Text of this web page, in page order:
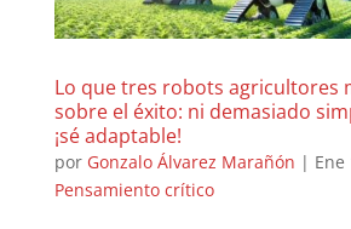
Lo que tres robots agricultores
sobre el éxito: ni demasiado
¡sé adaptable!
por Gonzalo Álvarez Marañón | Ene
Pensamiento crítico